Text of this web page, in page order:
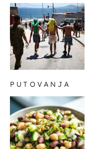
PUTOVANJA